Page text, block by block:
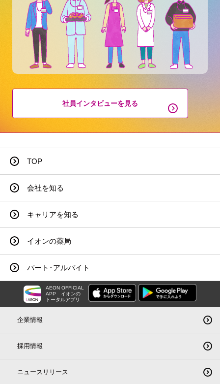
社員インタビューを見る
TOP
会社を知る
キャリアを知る
イオンの薬局
パート･アルバイト
AEON OFFICIAL
APP
イオンの
トータルアプリ
企業情報
採用情報
ニュースリリース